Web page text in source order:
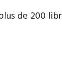
de 200